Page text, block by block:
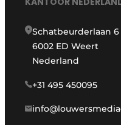
Schatbeurderlaan 6
6002 ED Weert
Nederland
+31 495 450095